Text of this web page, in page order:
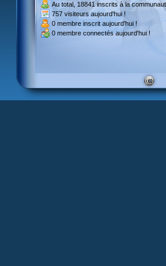
Au total, 18841 inscritsà la
757 visiteurs aujourd'hui !
0 membre inscrit aujourd'hui !
0 membre connectés aujourd'hui !